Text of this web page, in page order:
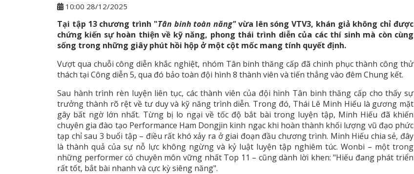
10:00 28/12/2025
Tại tập 13 chương trình "Tân binh toàn năng"vừa lên sóng VTV3, khán giả không chỉ được
chứng kiến sự hoàn thiện về kỹ năng, phong thái trình diễn của các thí sinh mà còn cùng
sống trong những giây phút hồi hộp ở một cột mốc mang tính quyết định.
Vượt qua chuỗi công diễn khắc nghiệt, nhóm Tân binh thăng cấp đã chinh phục thành công thử
thách tại Công diễn 5, qua đó bảo toàn đội hình 8 thành viên và tiến thẳng vào đêm Chung kết.
Sau hành trình rèn luyện liên tục, các thành viên của đội hình Tân binh thăng cấp cho thấy sự
trưởng thành rõ rệt về tư duy và kỹ năng trình diễn. Trong đó, Thái Lê Minh Hiếu là gương mặt
gây bất ngờ lớn nhất. Từng bị lo ngại về tốc độ bắt bài trong luyện tập, Minh Hiếu đã khiến
chuyên gia đào tạo Performance Ham Dongjin kinh ngạc khi hoàn thành khối lượng vũ đạo phức
tạp chỉ sau 3 buổi tập – điều rất khó xảy ra ở giai đoạn đầu chương trình. Minh Hiếu chia sẻ, đây
là thành quả của sự nỗ lực không ngừng và kỷ luật luyện tập nghiêm túc. Wonbi – một trong
những performer có chuyên môn vững nhất Top 11 – cũng dành lời khen: "Hiếu đang phát triển
rất tốt, bắt bài nhanh và cực kỳ siêng năng".